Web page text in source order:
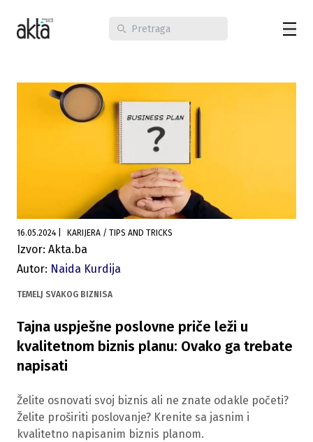
16.05.2024 KARIJERA / TIPS AND TRICKS
Izvor: Akta.ba
Autor: Naida Kurdija
TEMELJ SVAKOG BIZNISA
Tajna uspješne poslovne priče leži u
kvalitetnom biznis planu: Ovako ga trebate
napisati
Želite osnovati svoj biznis ali ne znate odakle početi?
Želite proširiti poslovanje? Krenite sa jasnim i
kvalitetno napisanim biznis planom.